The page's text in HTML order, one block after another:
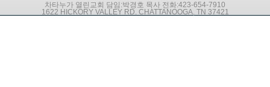
차타누가 열린교회 담임:박경호 목사 전화:423-654-7910
1622 HICKORY VALLEY RD. CHATTANOOGA, TN 37421